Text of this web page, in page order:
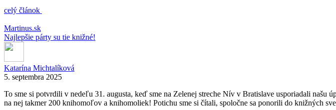
celý článok
Martinus.sk
Najlepšie párty su tie knižné!
Katarína Michtalíková
5. septembra 2025
To sme si potvrdili v nedeľu 31. augusta, keď sme na Zelenej streche Nív v Bratislave usporiadali
na nej takmer 200 knihomoľov a knihomoliek! Potichu sme si čítali, spoločne sa ponorili do knižných